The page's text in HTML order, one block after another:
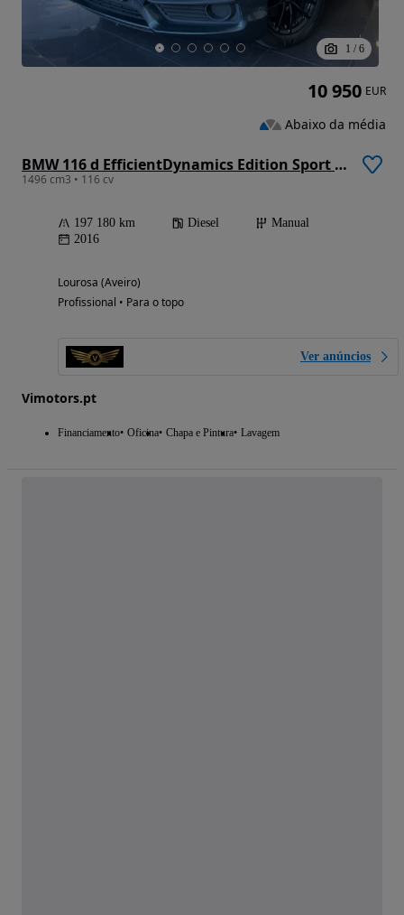
1 / 6
BMW 116 d EfficientDynamics Edition Sport Line
1496 cm3 • 116 cv
197 180 km Diesel
Manual
2016
Lourosa (Aveiro)
Profissional • Para o topo
Ver anúncios
Vimotors.pt
Financiamento Oficina Chapa e Pintura Lavagem
10 950 EUR
Abaixo da média